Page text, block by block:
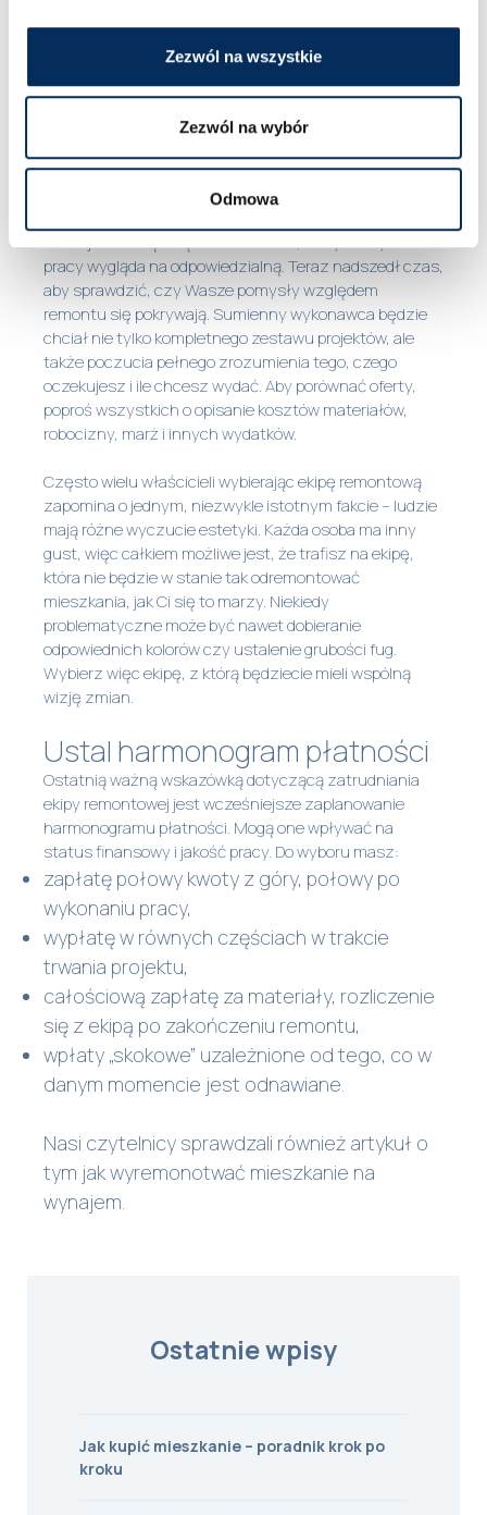
Zezwól na wszystkie
Zezwól na wybór
Odmowa
Kto jest głównodowodzącym w ekipie?
Jak wygląda kwestia rozliczeń?
Kto jest odpowiedzialny za zakupy?
W jakim sklepie/hurtowni się zaopatrujecie?
Masz już krótką listę kontrahentów, których etyka
pracy wygląda na odpowiedzialną. Teraz nadszedł czas,
aby sprawdzić, czy Wasze pomysły względem
remontu się pokrywają. Sumienny wykonawca będzie
chciał nie tylko kompletnego zestawu projektów, ale
także poczucia pełnego zrozumienia tego, czego
oczekujesz i ile chcesz wydać. Aby porównać oferty,
poproś wszystkich o opisanie kosztów materiałów,
robocizny, marż i innych wydatków.
Często wielu właścicieli wybierając ekipę remontową
zapomina o jednym, niezwykle istotnym fakcie – ludzie
mają różne wyczucie estetyki. Każda osoba ma inny
gust, więc całkiem możliwe jest, że trafisz na ekipę,
która nie będzie w stanie tak odremontować
mieszkania, jak Ci się to marzy. Niekiedy
problematyczne może być nawet dobieranie
odpowiednich kolorów czy ustalenie grubości fug.
Wybierz więc ekipę, z którą będziecie mieli wspólną
wizję zmian.
Ustal harmonogram płatności
Ostatnią ważną wskazówką dotyczącą zatrudniania
ekipy remontowej jest wcześniejsze zaplanowanie
harmonogramu płatności. Mogą one wpływać na
status finansowy i jakość pracy. Do wyboru masz:
zapłatę połowy kwoty z góry, połowy po
wykonaniu pracy,
wypłatę w równych częściach w trakcie
trwania projektu,
całościową zapłatę za materiały, rozliczenie
się z ekipą po zakończeniu remontu,
wpłaty „skokowe” uzależnione od tego, co w
danym momencie jest odnawiane.
Nasi czytelnicy sprawdzali również artykuł o
tym jak wyremonotwać mieszkanie na
wynajem.
Ostatnie wpisy
Jak kupić mieszkanie – poradnik krok po
kroku